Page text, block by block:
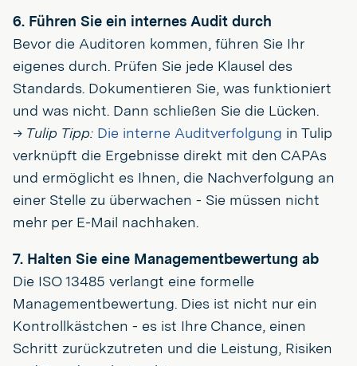
6. Führen Sie ein internes Audit durch
Bevor die Auditoren kommen, führen Sie Ihr
eigenes durch. Prüfen Sie jede Klausel des
Standards. Dokumentieren Sie, was funktioniert
und was nicht. Dann schließen Sie die Lücken.
→ Tulip Tipp: Die interne Auditverfolgung in Tulip
verknüpft die Ergebnisse direkt mit den CAPAs
und ermöglicht es Ihnen, die Nachverfolgung an
einer Stelle zu überwachen - Sie müssen nicht
mehr per E-Mail nachhaken.
7. Halten Sie eine Managementbewertung ab
Die ISO 13485 verlangt eine formelle
Managementbewertung. Dies ist nicht nur ein
Kontrollkästchen - es ist Ihre Chance, einen
Schritt zurückzutreten und die Leistung, Risiken